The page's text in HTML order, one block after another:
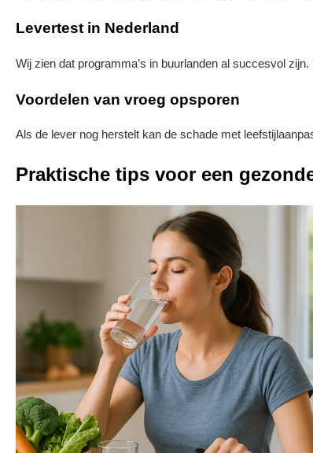
Levertest in Nederland
Wij zien dat programma’s in buurlanden al succesvol
Voordelen van vroeg opsporen
Als de lever nog herstelt kan de schade met
Praktische tips voor een